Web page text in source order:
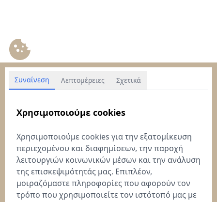
Συναίνεση Λεπτομέρειες Σχετικά
Χρησιμοποιούμε cookies
Χρησιμοποιούμε cookies για την εξατομίκευση
περιεχομένου και διαφημίσεων, την παροχή
λειτουργιών κοινωνικών μέσων και την ανάλυση
της επισκεψιμότητάς μας. Επιπλέον,
μοιραζόμαστε πληροφορίες που αφορούν τον
τρόπο που χρησιμοποιείτε τον ιστότοπό μας με